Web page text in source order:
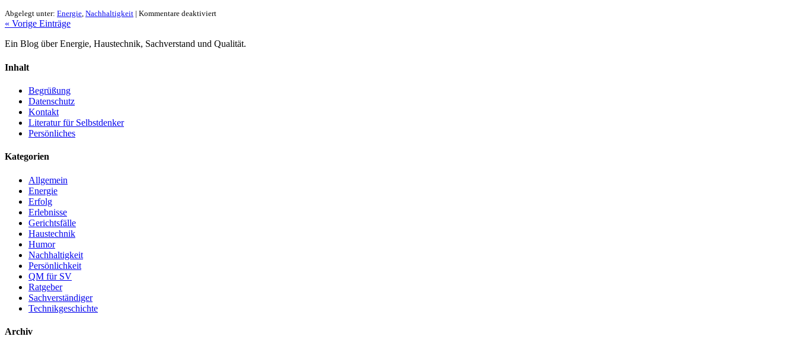
Abgelegt unter: Energie, Nachhaltigkeit | Kommentare deaktiviert
« Vorige Einträge
Ein Blog über Energie, Haustechnik, Sachverstand und Qualität.
Inhalt
Begrüßung
Datenschutz
Kontakt
Literatur für Selbstdenker
Persönliches
Kategorien
Allgemein
Energie
Erfolg
Erlebnisse
Gerichtsfälle
Haustechnik
Humor
Nachhaltigkeit
Persönlichkeit
QM für SV
Ratgeber
Sachverständiger
Technikgeschichte
Archiv